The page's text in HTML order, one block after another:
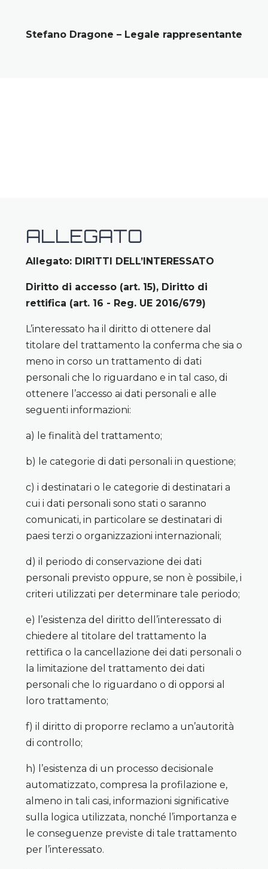
Stefano Dragone – Legale rappresentante
ALLEGATO
Allegato: DIRITTI DELL’INTERESSATO
Diritto di accesso (art. 15), Diritto di
rettifica (art. 16 - Reg. UE 2016/679)
L’interessato ha il diritto di ottenere dal
titolare del trattamento la conferma che sia o
meno in corso un trattamento di dati
personali che lo riguardano e in tal caso, di
ottenere l’accesso ai dati personali e alle
seguenti informazioni:
a) le finalità del trattamento;
b) le categorie di dati personali in questione;
c) i destinatari o le categorie di destinatari a
cui i dati personali sono stati o saranno
comunicati, in particolare se destinatari di
paesi terzi o organizzazioni internazionali;
d) il periodo di conservazione dei dati
personali previsto oppure, se non è possibile, i
criteri utilizzati per determinare tale periodo;
e) l’esistenza del diritto dell’interessato di
chiedere al titolare del trattamento la
rettifica o la cancellazione dei dati personali o
la limitazione del trattamento dei dati
personali che lo riguardano o di opporsi al
loro trattamento;
f) il diritto di proporre reclamo a un’autorità
di controllo;
h) l’esistenza di un processo decisionale
automatizzato, compresa la profilazione e,
almeno in tali casi, informazioni significative
sulla logica utilizzata, nonché l’importanza e
le conseguenze previste di tale trattamento
per l’interessato.